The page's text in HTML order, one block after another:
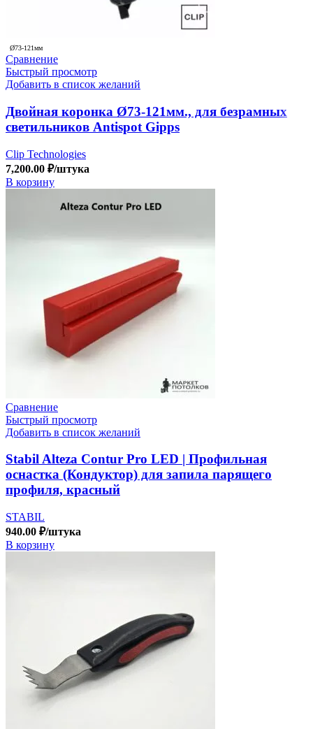
Ø73-121мм
Сравнение
Быстрый просмотр
Добавить в список желаний
Двойная коронка Ø73-121мм., для безрамных
светильников Antispot Gipps
Clip Technologies
7,200.00 ₽/штука
В корзину
Сравнение
Быстрый просмотр
Добавить в список желаний
Stabil Alteza Contur Pro LED | Профильная
оснастка (Кондуктор) для запила парящего
профиля, красный
STABIL
940.00 ₽/штука
В корзину